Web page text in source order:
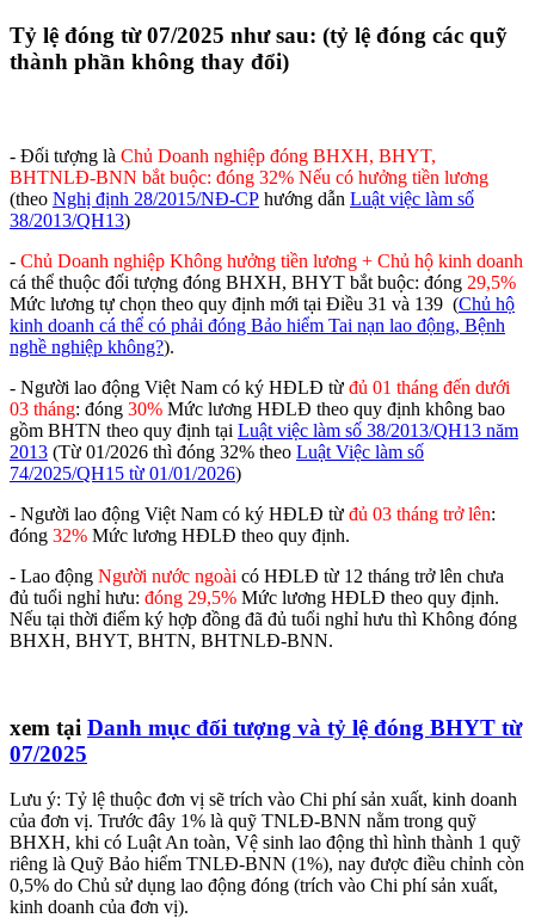
Tỷ lệ đóng từ 07/2025 như sau: (tỷ lệ đóng các quỹ
thành phần không thay đổi)
- Đối tượng là Chủ Doanh nghiệp đóng BHXH, BHYT,
BHTNLĐ-BNN bắt buộc: đóng 32% Nếu có hưởng tiền lương
(theo Nghị định 28/2015/NĐ-CP hướng dẫn Luật việc làm số
38/2013/QH13)
- Chủ Doanh nghiệp Không hưởng tiền lương + Chủ hộ kinh doanh
cá thể thuộc đối tượng đóng BHXH, BHYT bắt buộc: đóng 29,5%
Mức lương tự chọn theo quy định mới tại Điều 31 và 139 (Chủ hộ
kinh doanh cá thể có phải đóng Bảo hiểm Tai nạn lao động, Bệnh
nghề nghiệp không?).
- Người lao động Việt Nam có ký HĐLĐ từ đủ 01 tháng đến dưới
03 tháng: đóng 30% Mức lương HĐLĐ theo quy định không bao
gồm BHTN theo quy định tại Luật việc làm số 38/2013/QH13 năm
2013 (Từ 01/2026 thì đóng 32% theo Luật Việc làm số
74/2025/QH15 từ 01/01/2026)
- Người lao động Việt Nam có ký HĐLĐ từ đủ 03 tháng trở lên:
đóng 32% Mức lương HĐLĐ theo quy định.
- Lao động Người nước ngoài có HĐLĐ từ 12 tháng trở lên chưa
đủ tuổi nghỉ hưu: đóng 29,5% Mức lương HĐLĐ theo quy định.
Nếu tại thời điểm ký hợp đồng đã đủ tuổi nghỉ hưu thì Không đóng
BHXH, BHYT, BHTN, BHTNLĐ-BNN.
xem tại Danh mục đối tượng và tỷ lệ đóng BHYT từ
07/2025
Lưu ý: Tỷ lệ thuộc đơn vị sẽ trích vào Chi phí sản xuất, kinh doanh
của đơn vị. Trước đây 1% là quỹ TNLĐ-BNN nằm trong quỹ
BHXH, khi có Luật An toàn, Vệ sinh lao động thì hình thành 1 quỹ
riêng là Quỹ Bảo hiểm TNLĐ-BNN (1%), nay được điều chỉnh còn
0,5% do Chủ sử dụng lao động đóng (trích vào Chi phí sản xuất,
kinh doanh của đơn vị).